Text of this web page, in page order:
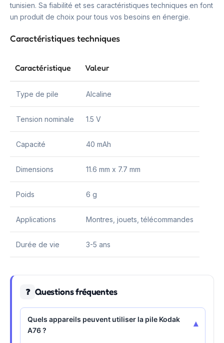
tunisien. Sa fiabilité et ses caractéristiques techniques en font
un produit de choix pour tous vos besoins en énergie.
Caractéristiques techniques
Caractéristique Valeur
Type de pile Alcaline
Tension nominale 1.5 V
Capacité 40 mAh
Dimensions 11.6 mm x 7.7 mm
Poids 6 g
Applications Montres, jouets, télécommandes
Durée de vie 3-5 ans
❓ Questions fréquentes
Quels appareils peuvent utiliser la pile Kodak
A76 ?
▾